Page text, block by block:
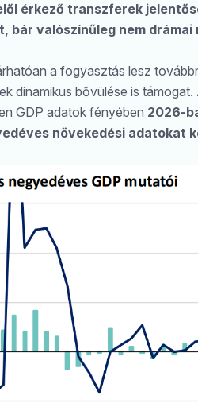
érkező transzferek
valószínűleg nem drámai
a fogyasztás lesz
dinamikus bővülése is
GDP adatok fényében 2026-
növekedési adatokat